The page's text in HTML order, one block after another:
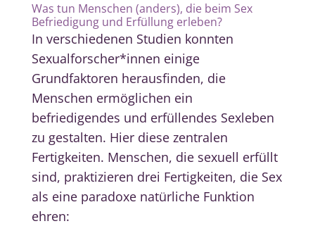
Was tun Menschen (anders), die beim Sex
Befriedigung und Erfüllung erleben?
In verschiedenen Studien konnten
Sexualforscher*innen einige
Grundfaktoren herausfinden, die
Menschen ermöglichen ein
befriedigendes und erfüllendes Sexleben
zu gestalten. Hier diese zentralen
Fertigkeiten. Menschen, die sexuell erfüllt
sind, praktizieren drei Fertigkeiten, die Sex
als eine paradoxe natürliche Funktion
ehren: